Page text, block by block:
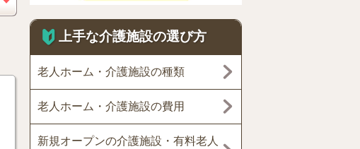
上手な介護施設の選び方
老人ホーム・介護施設の種類
老人ホーム・介護施設の費用
新規オープンの介護施設・有料老人